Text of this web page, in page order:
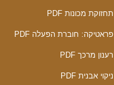
תחזוקת מכונות PDF
פראטיקה: חוברת הפעלה PDF
רענון מרכך PDF
ניקוי אבנית PDF